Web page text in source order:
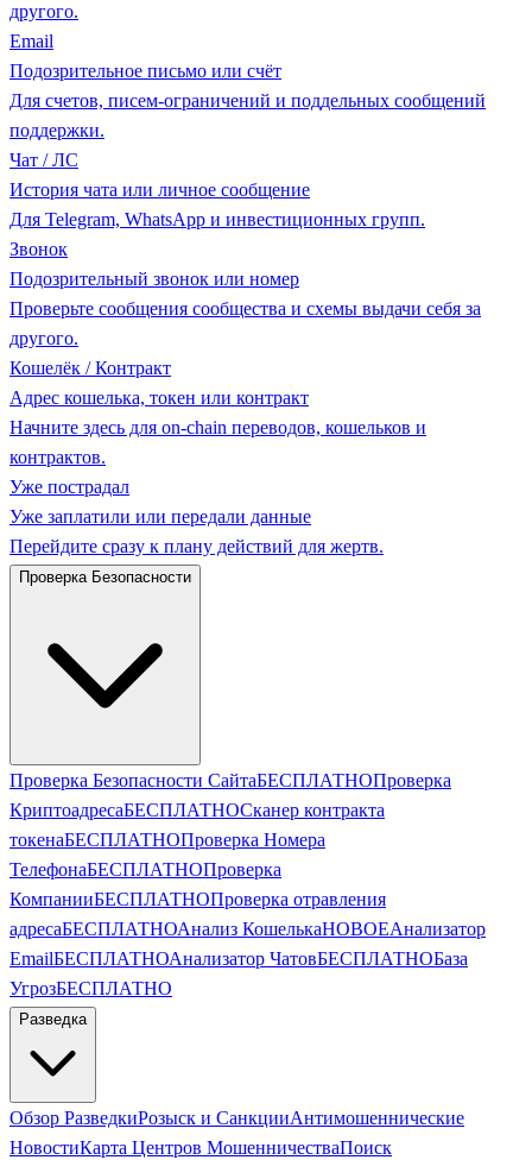
другого.
Email
Подозрительное письмо или счёт
Для счетов, писем-ограничений и поддельных сообщений
поддержки.
Чат / ЛС
История чата или личное сообщение
Для Telegram, WhatsApp и инвестиционных групп.
Звонок
Подозрительный звонок или номер
Проверьте сообщения сообщества и схемы выдачи себя за
другого.
Кошелёк / Контракт
Адрес кошелька, токен или контракт
Начните здесь для on-chain переводов, кошельков и
контрактов.
Уже пострадал
Уже заплатили или передали данные
Перейдите сразу к плану действий для жертв.
Проверка Безопасности
Проверка Безопасности СайтаБЕСПЛАТНОПроверка
КриптоадресаБЕСПЛАТНОСканер контракта
токенаБЕСПЛАТНОПроверка Номера
ТелефонаБЕСПЛАТНОПроверка
КомпанииБЕСПЛАТНОПроверка отравления
адресаБЕСПЛАТНОАнализ КошелькаНОВОЕАнализатор
EmailБЕСПЛАТНОАнализатор ЧатовБЕСПЛАТНОБаза
УгрозБЕСПЛАТНО
Разведка
Обзор РазведкиРозыск и СанкцииАнтимошеннические
НовостиКарта Центров МошенничестваПоиск